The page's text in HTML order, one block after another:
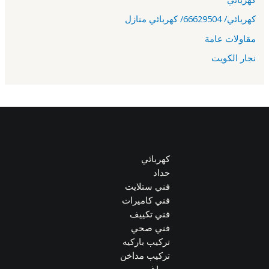
كهربائي/ 66629504/ كهربائي منازل
مقاولات عامة
نجار الكويت
كهربائي
حداد
فني ستلايت
فني كاميرات
فني تكييف
فني صحي
تركيب باركيه
تركيب مداخن